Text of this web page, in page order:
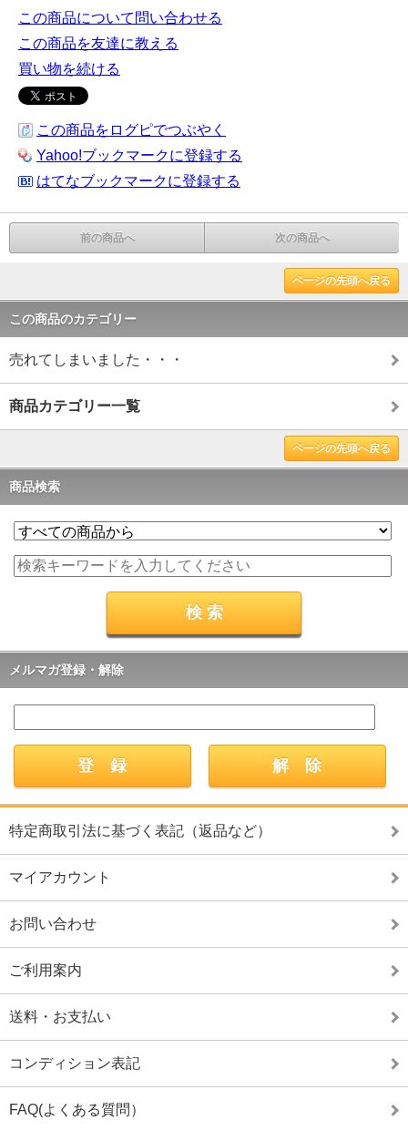
この商品について問い合わせる
この商品を友達に教える
買い物を続ける
この商品をログピでつぶやく
Yahoo!ブックマークに登録する
はてなブックマークに登録する
前の商品へ 次の商品へ
ページの先頭へ戻る
この商品のカテゴリー
売れてしまいました・・・
商品カテゴリー一覧
ページの先頭へ戻る
商品検索
メルマガ登録・解除
特定商取引法に基づく表記（返品など）
マイアカウント
お問い合わせ
ご利用案内
送料・お支払い
コンディション表記
FAQ(よくある質問）